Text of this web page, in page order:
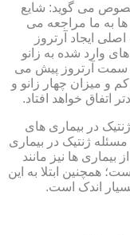
می گوید: شایع
به ما مراجعه می
ایجاد آرتروز
وارد شده به زانو
سمت آرتروز پیش می
و میزان چهار زانو و
اتفاق خواهد افتاد.
در بیماری های
ژنتیک در بیماری
ها نیز مانند
همچنین ابتلا به این
اندک است.